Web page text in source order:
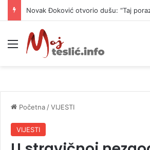
Novak Đoković otvorio dušu: “Taj
Meni
Početna /VIJESTI
VIJESTI